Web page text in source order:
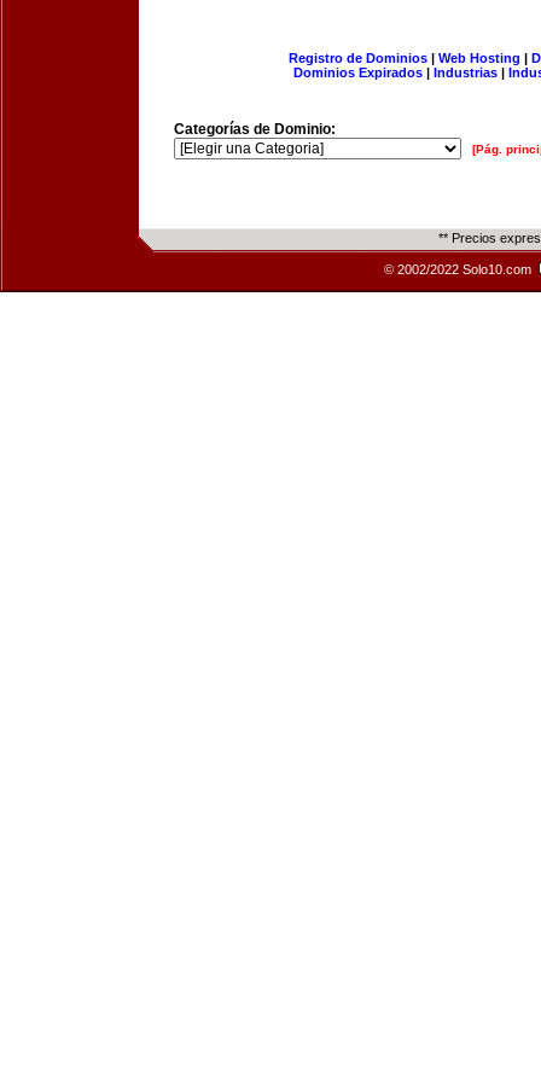
Registro de Dominios| Web Hosting |
Dominios Expirados | Industrias |
Categorías de Dominio:
[Pág.
** Precios
© 2002/2022 Solo10.com